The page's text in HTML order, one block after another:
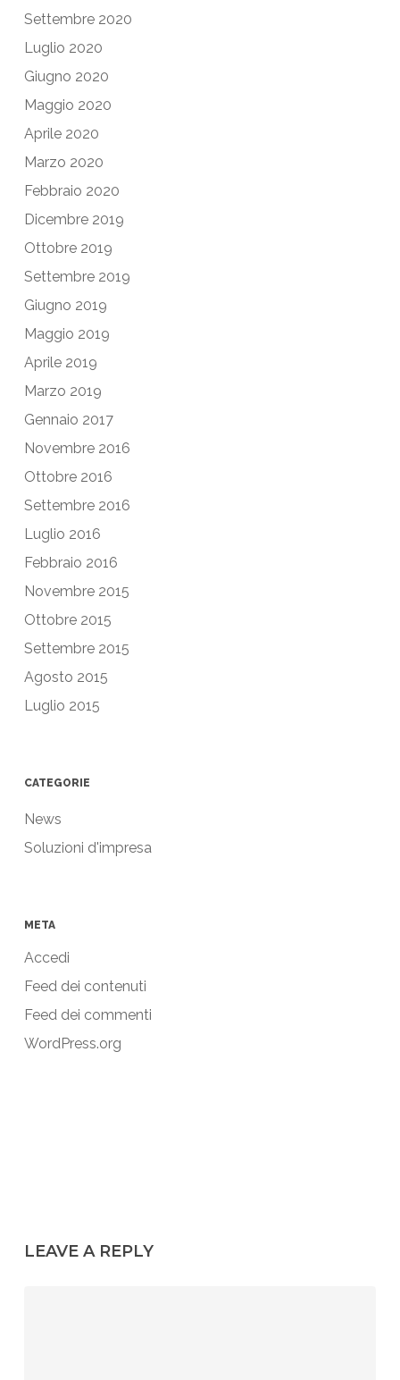
Settembre 2020
Luglio 2020
Giugno 2020
Maggio 2020
Aprile 2020
Marzo 2020
Febbraio 2020
Dicembre 2019
Ottobre 2019
Settembre 2019
Giugno 2019
Maggio 2019
Aprile 2019
Marzo 2019
Gennaio 2017
Novembre 2016
Ottobre 2016
Settembre 2016
Luglio 2016
Febbraio 2016
Novembre 2015
Ottobre 2015
Settembre 2015
Agosto 2015
Luglio 2015
CATEGORIE
News
Soluzioni d'impresa
META
Accedi
Feed dei contenuti
Feed dei commenti
WordPress.org
LEAVE A REPLY